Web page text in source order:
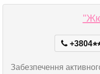
+3804*
Забезпечення